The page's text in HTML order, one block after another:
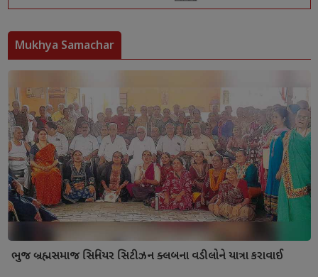
Mukhya Samachar
ભુજ બ્રહ્મસમાજ સિનિયર સિટીઝન ક્લબના વડીલોને યાત્રા કરાવાઈ